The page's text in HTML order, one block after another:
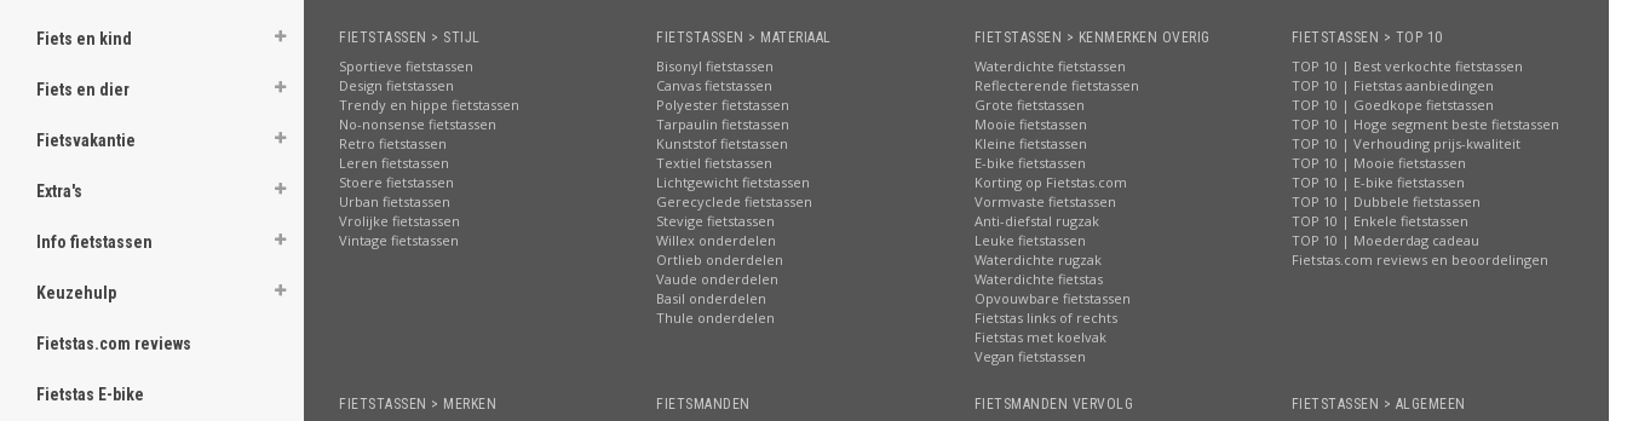
Fiets en kind
Fiets en dier
Fietsvakantie
Extra's
Info fietstassen
Keuzehulp
Fietstas.com reviews
Fietstas E-bike
FIETSTASSEN > STIJL
Sportieve fietstassen
Design fietstassen
Trendy en hippe fietstassen
No-nonsense fietstassen
Retro fietstassen
Leren fietstassen
Stoere fietstassen
Urban fietstassen
Vrolijke fietstassen
Vintage fietstassen
FIETSTASSEN > MATERIAAL
Bisonyl fietstassen
Canvas fietstassen
Polyester fietstassen
Tarpaulin fietstassen
Kunststof fietstassen
Textiel fietstassen
Lichtgewicht fietstassen
Gerecyclede fietstassen
Stevige fietstassen
Willex onderdelen
Ortlieb onderdelen
Vaude onderdelen
Basil onderdelen
Thule onderdelen
FIETSTASSEN > KENMERKEN OVERIG
Waterdichte fietstassen
Reflecterende fietstassen
Grote fietstassen
Mooie fietstassen
Kleine fietstassen
E-bike fietstassen
Korting op Fietstas.com
Vormvaste fietstassen
Anti-diefstal rugzak
Leuke fietstassen
Waterdichte rugzak
Waterdichte fietstas
Opvouwbare fietstassen
Fietstas links of rechts
Fietstas met koelvak
Vegan fietstassen
FIETSTASSEN > TOP 10
TOP 10 | Best verkochte fietstassen
TOP 10 | Fietstas aanbiedingen
TOP 10 | Goedkope fietstassen
TOP 10 | Hoge segment beste fietstassen
TOP 10 | Verhouding prijs-kwaliteit
TOP 10 | Mooie fietstassen
TOP 10 | E-bike fietstassen
TOP 10 | Dubbele fietstassen
TOP 10 | Enkele fietstassen
TOP 10 | Moederdag cadeau
Fietstas.com reviews en beoordelingen
FIETSTASSEN > MERKEN FIETSMANDEN FIETSMANDEN VERVOLG FIETSTASSEN > ALGEMEEN